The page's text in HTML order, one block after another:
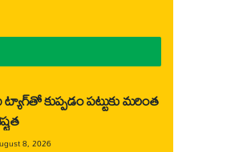
కుప్పడం పట్టుకు మరింత
8, 2026